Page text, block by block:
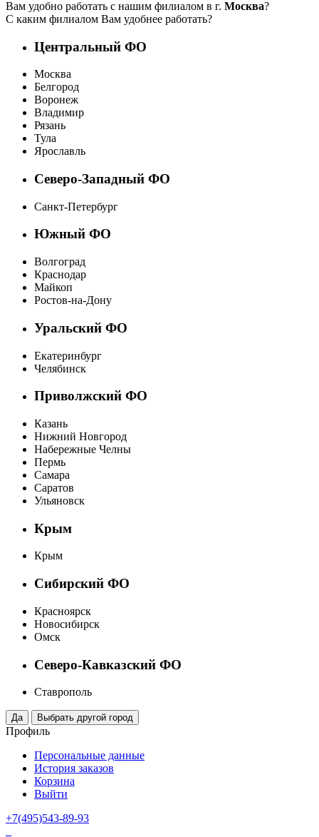
Вам удобно работать с нашим филиалом в г. Москва?
С каким филиалом Вам удобнее работать?
Центральный ФО
Москва
Белгород
Воронеж
Владимир
Рязань
Тула
Ярославль
Северо-Западный ФО
Санкт-Петербург
Южный ФО
Волгоград
Краснодар
Майкоп
Ростов-на-Дону
Уральский ФО
Екатеринбург
Челябинск
Приволжский ФО
Казань
Нижний Новгород
Набережные Челны
Пермь
Самара
Саратов
Ульяновск
Крым
Крым
Сибирский ФО
Красноярск
Новосибирск
Омск
Северо-Кавказский ФО
Ставрополь
Профиль
Персональные данные
История заказов
Корзина
Выйти
+7(495)543-89-93